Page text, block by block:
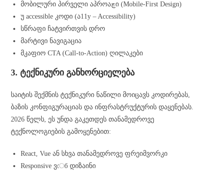
მობილური პირველი აპროაچი (Mobile-First Design)
უ accessible კოდი (ა11y – Accessibility)
სწრაფი ჩატვირთვის დრო
მარტივი ნავიგაცია
მკაფიო CTA (Call-to-Action) ღილაკები
3. ტექნიკური განხორციელება
საიტის შექმნის ტექნიკური ნაწილი მოიცავს კოდირებას,
ბაზის კონფიგურაციას და ინფრასტრუქტურის დაყენებას.
2026 წელს, ეს უნდა გაკეთდეს თანამედროვე
ტექნოლოგიების გამოყენებით:
React, Vue ან სხვა თანამედროვე ფრეიმვორკი
Responsive ვেб დიზაინი